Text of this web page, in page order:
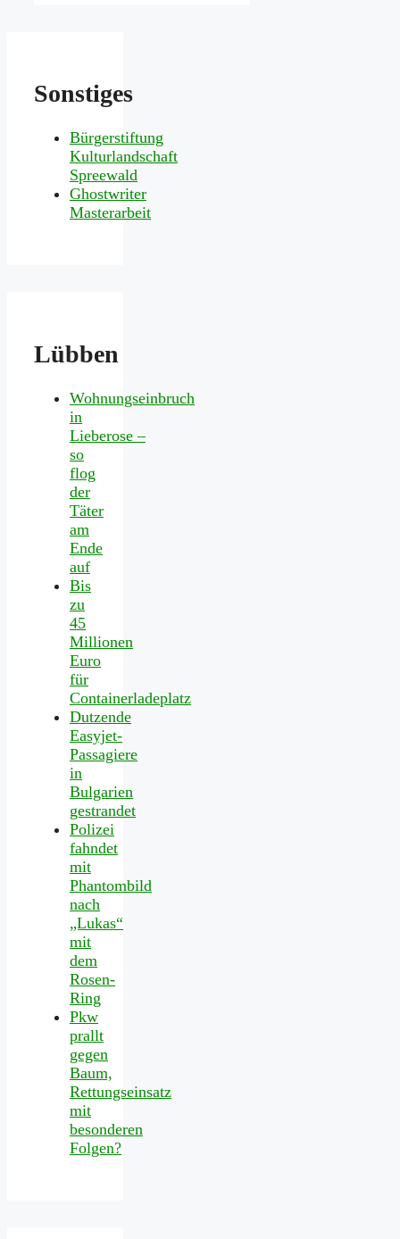
Sonstiges
Bürgerstiftung
Kulturlandschaft
Spreewald
Ghostwriter
Masterarbeit
Lübben
Wohnungseinbruch
in
Lieberose –
so
flog
der
Täter
am
Ende
auf
Bis
zu
45
Millionen
Euro
für
Containerladeplatz
Dutzende
Easyjet-
Passagiere
in
Bulgarien
gestrandet
Polizei
fahndet
mit
Phantombild
nach
„Lukas“
mit
dem
Rosen-
Ring
Pkw
prallt
gegen
Baum,
Rettungseinsatz
mit
besonderen
Folgen?